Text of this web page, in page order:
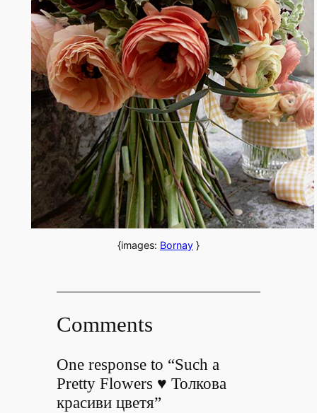
{images: Bornay }
Comments
One response to “Such a
Pretty Flowers ♥ Толкова
красиви цветя”